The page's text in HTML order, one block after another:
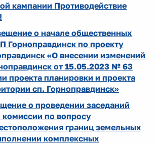
кампании Противодействие
о начале общественных
Горноправдинск по проекту
«О внесении изменений
от 15.05.2023 № 63
проекта планировки и проекта
сп. Горноправдинск»
о проведении заседаний
комиссии по вопросу
границ земельных
комплексных